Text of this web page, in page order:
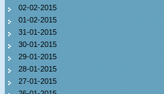
02-02-2015
01-02-2015
31-01-2015
30-01-2015
29-01-2015
28-01-2015
27-01-2015